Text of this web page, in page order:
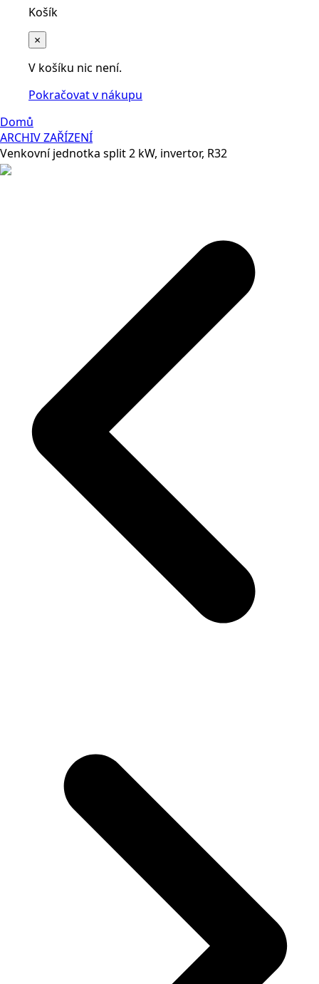
Košík
×
V košíku nic není.
Pokračovat v nákupu
Domů
ARCHIV ZAŘÍZENÍ
Venkovní jednotka split 2 kW, invertor, R32